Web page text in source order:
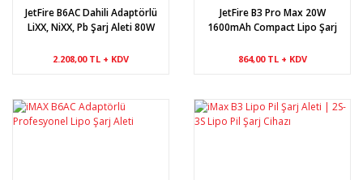
JetFire B6AC Dahili Adaptörlü
LiXX, NiXX, Pb Şarj Aleti 80W
2.208,00 TL + KDV
JetFire B3 Pro Max 20W
1600mAh Compact Lipo Şarj
864,00 TL + KDV